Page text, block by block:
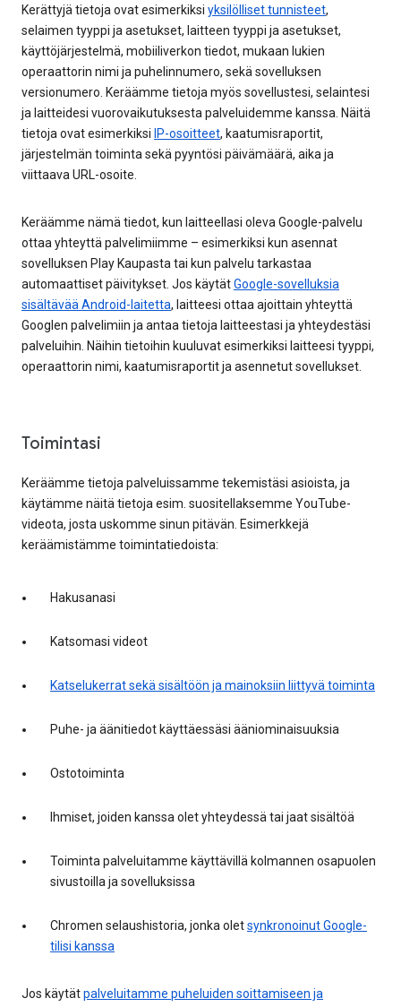
Kerättyjä tietoja ovat esimerkiksi yksilölliset tunnisteet,
selaimen tyyppi ja asetukset, laitteen tyyppi ja asetukset,
käyttöjärjestelmä, mobiiliverkon tiedot, mukaan lukien
operaattorin nimi ja puhelinnumero, sekä sovelluksen
versionumero. Keräämme tietoja myös sovellustesi, selaintesi
ja laitteidesi vuorovaikutuksesta palveluidemme kanssa. Näitä
tietoja ovat esimerkiksi IP-osoitteet, kaatumisraportit,
järjestelmän toiminta sekä pyyntösi päivämäärä, aika ja
viittaava URL-osoite.
Keräämme nämä tiedot, kun laitteellasi oleva Google-palvelu
ottaa yhteyttä palvelimiimme – esimerkiksi kun asennat
sovelluksen Play Kaupasta tai kun palvelu tarkastaa
automaattiset päivitykset. Jos käytätGoogle-sovelluksia
sisältävää Android-laitetta, laitteesi ottaa ajoittain yhteyttä
Googlen palvelimiin ja antaa tietoja laitteestasi ja yhteydestäsi
palveluihin. Näihin tietoihin kuuluvat esimerkiksi laitteesi tyyppi,
operaattorin nimi, kaatumisraportit ja asennetut sovellukset.
Toimintasi
Keräämme tietoja palveluissamme tekemistäsi asioista, ja
käytämme näitä tietoja esim. suositellaksemme YouTube-
videota, josta uskomme sinun pitävän. Esimerkkejä
keräämistämme toimintatiedoista:
Hakusanasi
Katsomasi videot
Katselukerrat sekä sisältöön ja mainoksiin liittyvä toiminta
Puhe- ja äänitiedot käyttäessäsi ääniominaisuuksia
Ostotoiminta
Ihmiset, joiden kanssa olet yhteydessä tai jaat sisältöä
Toiminta palveluitamme käyttävillä kolmannen osapuolen
sivustoilla ja sovelluksissa
Chromen selaushistoria, jonka oletsynkronoinut Google-
tilisi kanssa
Jos käytätpalveluitamme puheluiden soittamiseen ja